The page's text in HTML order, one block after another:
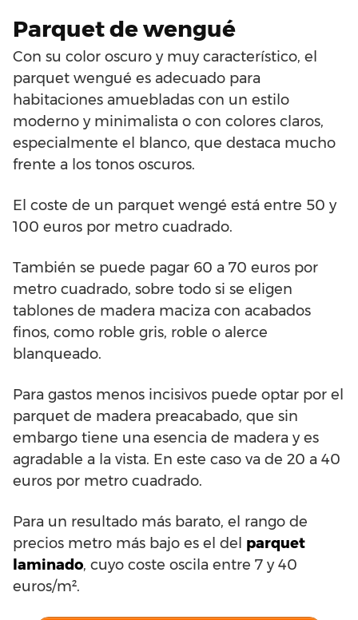
Parquet de wengué
Con su color oscuro y muy característico, el
parquet wengué es adecuado para
habitaciones amuebladas con un estilo
moderno y minimalista o con colores claros,
especialmente el blanco, que destaca mucho
frente a los tonos oscuros.
El coste de un parquet wengé está entre 50 y
100 euros por metro cuadrado.
También se puede pagar 60 a 70 euros por
metro cuadrado, sobre todo si se eligen
tablones de madera maciza con acabados
finos, como roble gris, roble o alerce
blanqueado.
Para gastos menos incisivos puede optar por el
parquet de madera preacabado, que sin
embargo tiene una esencia de madera y es
agradable a la vista. En este caso va de 20 a 40
euros por metro cuadrado.
Para un resultado más barato, el rango de
precios metro más bajo es el del parquet
laminado, cuyo coste oscila entre 7 y 40
euros/m².